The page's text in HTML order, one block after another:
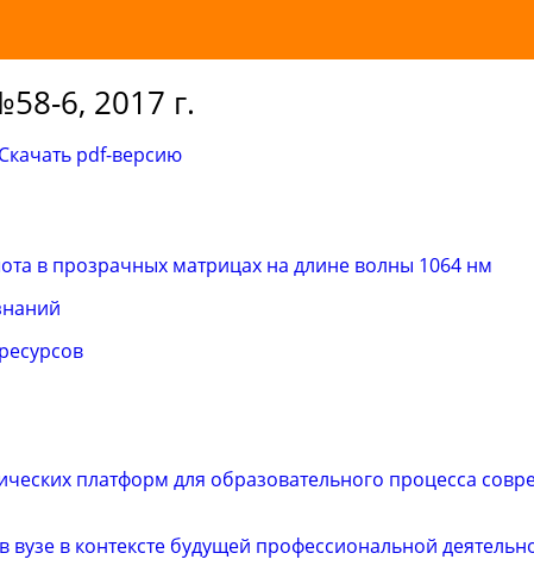
6, 2017 г.
Скачать pdf-версию
в прозрачных матрицах на длине волны 1064 нм
платформ для образовательного процесса
вузе в контексте будущей профессиональной